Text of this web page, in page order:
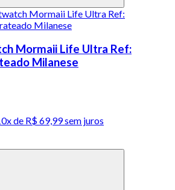
Mormaii Life Ultra Ref:
Milanese
de R$ 69,99 sem juros